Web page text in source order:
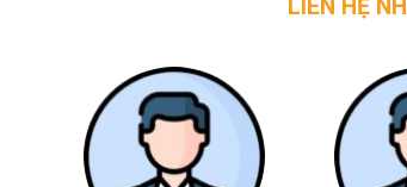
LIÊN HỆ NHÂN VIÊN TƯ